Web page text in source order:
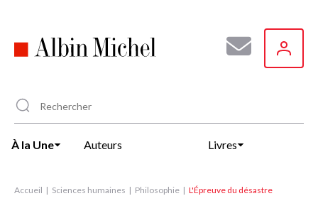
principal
À la Une Auteurs Livres
Accueil Sciences humaines Philosophie L'Épreuve du désastre